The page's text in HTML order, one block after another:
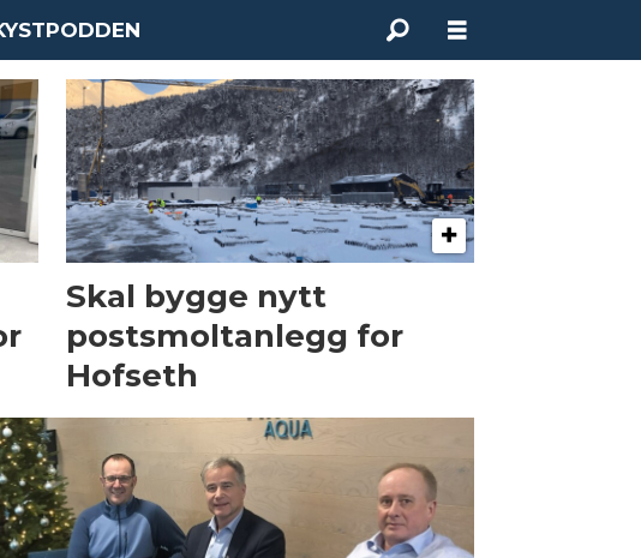
Skal bygge nytt
postsmoltanlegg for
Hofseth